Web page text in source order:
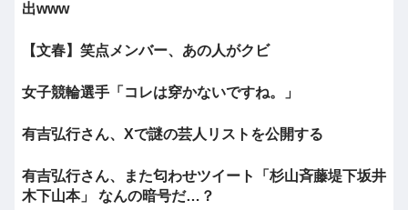
出www
【文春】笑点メンバー、あの人がクビ
女子競輪選手「コレは穿かないですね。」
有吉弘行さん、Xで謎の芸人リストを公開する
有吉弘行さん、また匂わせツイート「杉山斉藤堤下坂井
木下山本」 なんの暗号だ…？